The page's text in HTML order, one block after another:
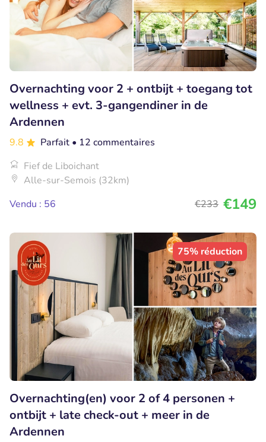
Overnachting voor 2 + ontbijt + toegang tot
wellness + evt. 3-gangendiner in de
Ardennen
9.8 Parfait • 12 commentaires
Fief de Liboichant
Alle-sur-Semois (32km)
Vendu : 56
€233 €149
75% réduction
Overnachting(en) voor 2 of 4 personen +
ontbijt + late check-out + meer in de
Ardennen